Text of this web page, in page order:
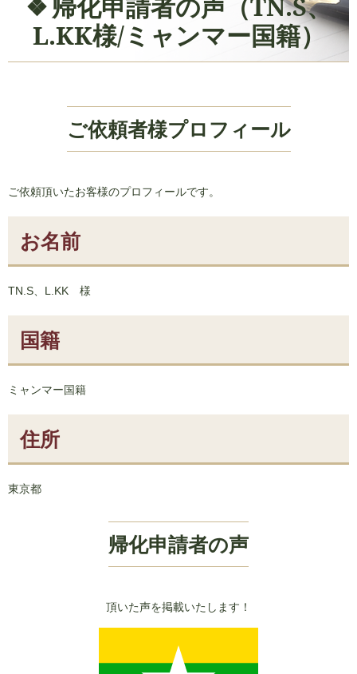
L.KK様/ミャンマー国籍）
ご依頼者様プロフィール
ご依頼頂いたお客様のプロフィールです。
お名前
TN.S、L.KK 様
国籍
ミャンマー国籍
住所
東京都
帰化申請者の声
頂いた声を掲載いたします！